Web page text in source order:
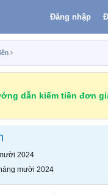
Đăng nhập
dẫn kiếm tiền đơn
2024
mười 2024